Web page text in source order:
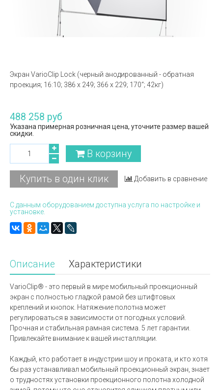
Экран VarioClip Lock (черный анодированный - обратная
проекция; 16:10; 386 x 249; 366 x 229; 170“; 42кг)
488 258 руб
Указана примерная розничная цена, уточните размер вашей
скидки.
В корзину
Купить в один клик Добавить в сравнение
С данным оборудованием доступна услуга по настройке и
установке.
Описание Характеристики
VarioClip® - это первый в мире мобильный проекционный
экран с полностью гладкой рамой без штифтовых
креплений и кнопок. Натяжение полотна может
регулироваться в зависимости от погодных условий.
Прочная и стабильная рамная система. 5 лет гарантии.
Привлекайте внимание к вашей инсталляции.
Каждый, кто работает в индустрии шоу и проката, и кто хотя
бы раз устанавливал мобильный проекционный экран, знает
о трудностях установки проекционного полотна холодной